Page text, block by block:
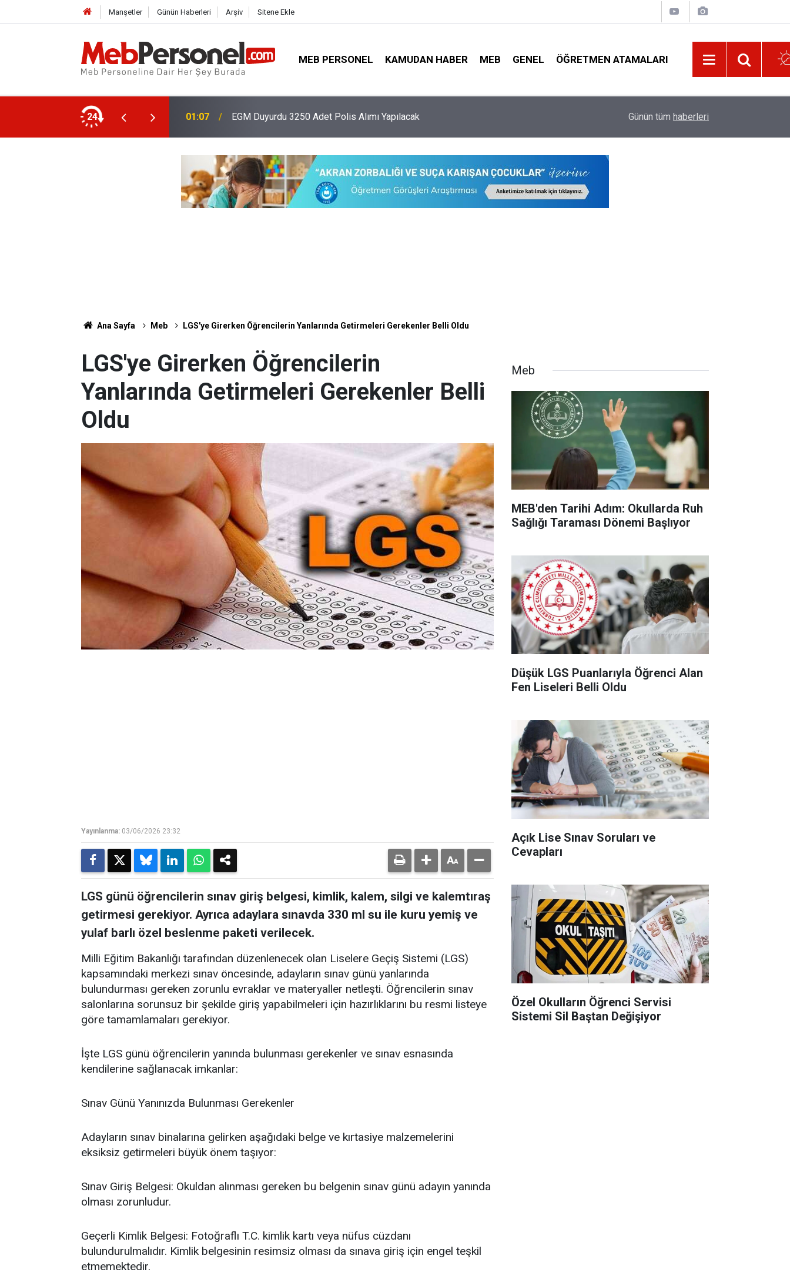
Manşetler Günün Haberleri Arşiv Sitene Ekle
MEB PERSONEL KAMUDAN HABER MEB GENEL ÖĞRETMEN ATAMALARI
24
ve Yarıyıl Tarihleri Belli Oldu 01:07 EGM Duyurdu 3250 Adet Polis Alımı Yapılacak Özür Grubu Ataması Çıkan Öğretmenlere
Günün tüm haberleri
Ana Sayfa Meb LGS'ye Girerken Öğrencilerin Yanlarında Getirmeleri Gerekenler Belli Oldu
LGS'ye Girerken Öğrencilerin
Yanlarında Getirmeleri Gerekenler Belli
Oldu
Yayınlanma: 03/06/2026 23:32
LGS günü öğrencilerin sınav giriş belgesi, kimlik, kalem, silgi ve kalemtıraş
getirmesi gerekiyor. Ayrıca adaylara sınavda 330 ml su ile kuru yemiş ve
yulaf barlı özel beslenme paketi verilecek.
Milli Eğitim Bakanlığı tarafından düzenlenecek olan Liselere Geçiş Sistemi (LGS)
kapsamındaki merkezi sınav öncesinde, adayların sınav günü yanlarında
bulundurması gereken zorunlu evraklar ve materyaller netleşti. Öğrencilerin sınav
salonlarına sorunsuz bir şekilde giriş yapabilmeleri için hazırlıklarını bu resmi listeye
göre tamamlamaları gerekiyor.
​İşte LGS günü öğrencilerin yanında bulunması gerekenler ve sınav esnasında
kendilerine sağlanacak imkanlar:
​Sınav Günü Yanınızda Bulunması Gerekenler
​Adayların sınav binalarına gelirken aşağıdaki belge ve kırtasiye malzemelerini
eksiksiz getirmeleri büyük önem taşıyor:
​Sınav Giriş Belgesi: Okuldan alınması gereken bu belgenin sınav günü adayın yanında
olması zorunludur.
​Geçerli Kimlik Belgesi: Fotoğraflı T.C. kimlik kartı veya nüfus cüzdanı
bulundurulmalıdır. Kimlik belgesinin resimsiz olması da sınava giriş için engel teşkil
etmemektedir.
Meb
MEB'den Tarihi Adım: Okullarda Ruh
Sağlığı Taraması Dönemi Başlıyor
Düşük LGS Puanlarıyla Öğrenci Alan
Fen Liseleri Belli Oldu
Açık Lise Sınav Soruları ve
Cevapları
Özel Okulların Öğrenci Servisi
Sistemi Sil Baştan Değişiyor